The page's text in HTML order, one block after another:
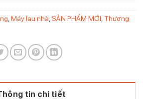
,Máy lau nhà,SẢN PHẨM MỚI, Thương
tin chi tiết